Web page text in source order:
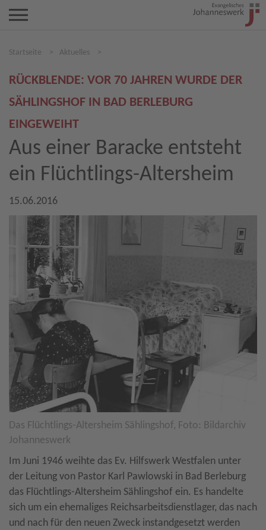
Startseite > Aktuelles >
RÜCKBLENDE: VOR 70 JAHREN WURDE DER
SÄHLINGSHOF IN BAD BERLEBURG
EINGEWEIHT
Aus einer Baracke entsteht
ein Flüchtlings-Altersheim
15.06.2016
Das Flüchtlings-Altersheim Sählingshof, Foto: Bildarchiv
Johanneswerk
Im Juni 1946 weihte das Ev. Hilfswerk Westfalen unter
der Leitung von Pastor Karl Pawlowski in Bad Berleburg
das Flüchtlings-Altersheim Sählingshof ein. Es handelte
sich um ein ehemaliges Reichsarbeitsdienstlager, das nach
und nach für den neuen Zweck instandgesetzt werden